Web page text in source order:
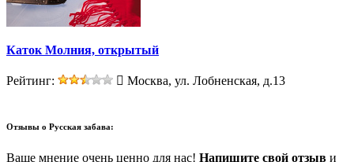
Каток Молния, открытый
Рейтинг: Москва, ул. Лобненская, д.13
Отзывы о Русская забава:
Ваше мнение очень ценно для нас! Напишите свой отзыв и